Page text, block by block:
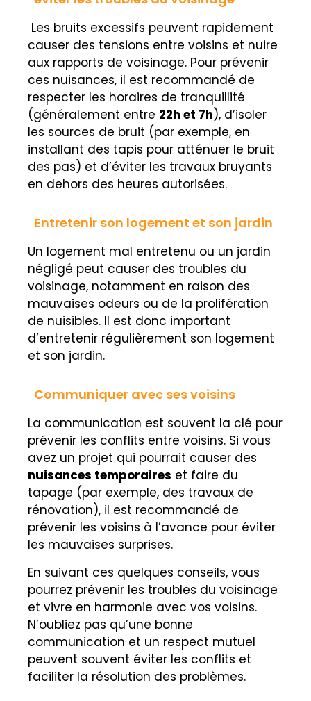
Les bruits excessifs peuvent rapidement
causer des tensions entre voisins et nuire
aux rapports de voisinage. Pour prévenir
ces nuisances, il est recommandé de
respecter les horaires de tranquillité
(généralement entre 22h et 7h), d’isoler
les sources de bruit (par exemple, en
installant des tapis pour atténuer le bruit
des pas) et d’éviter les travaux bruyants
en dehors des heures autorisées.
Entretenir son logement et son jardin
Un logement mal entretenu ou un jardin
négligé peut causer des troubles du
voisinage, notamment en raison des
mauvaises odeurs ou de la prolifération
de nuisibles. Il est donc important
d’entretenir régulièrement son logement
et son jardin.
Communiquer avec ses voisins
La communication est souvent la clé pour
prévenir les conflits entre voisins. Si vous
avez un projet qui pourrait causer des
nuisances temporaires et faire du
tapage (par exemple, des travaux de
rénovation), il est recommandé de
prévenir les voisins à l’avance pour éviter
les mauvaises surprises.
En suivant ces quelques conseils, vous
pourrez prévenir les troubles du voisinage
et vivre en harmonie avec vos voisins.
N’oubliez pas qu’une bonne
communication et un respect mutuel
peuvent souvent éviter les conflits et
faciliter la résolution des problèmes.